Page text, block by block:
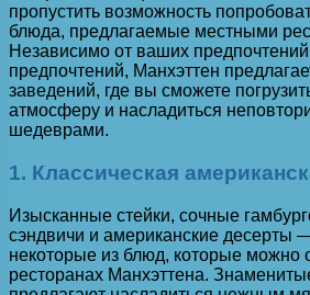
пропустить возможность
блюда, предлагаемые местными
Независимо от ваших
предпочтений, Манхэттен
заведений, где вы сможете
атмосферу и насладиться
шедеврами.
1. Классическая
Изысканные стейки, сочные
сэндвичи и американские десерты
некоторые из блюд, которые можно
ресторанах Манхэттена.